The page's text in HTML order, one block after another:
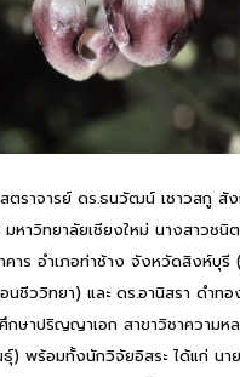
ตราจารย์ ดร.ธนวัฒน์ เชาวสกู สั
หาวิทยาลัยเชียงใหม่ นางสาวชนิ
คาร อำเภอท่าช้าง จังหวัดสิงห์บุ
นชีววิทยา) และ ดร.อานิสรา ดำท
ษาปริญญาเอก สาขาวิชาความหล
) พร้อมทั้งนักวิจัยอิสระ ได้แก่ น